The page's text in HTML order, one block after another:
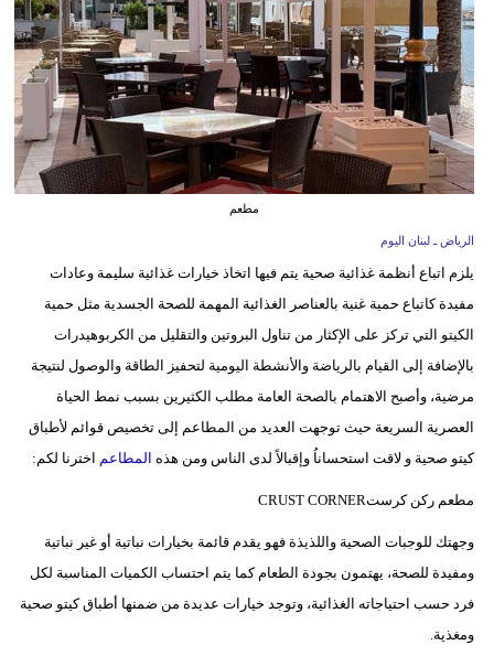
وسفر
ديكور
أخبار
إعلام
أزياء
إسلامية
وتكنولوجيا
بيئة
فيديو
مطعم
الرياض ـ لبنان اليوم
يلزم اتباع أنظمة غذائية صحية يتم فيها اتخاذ خيارات غذائية سليمة وعادات
مفيدة كاتباع حمية غنية بالعناصر الغذائية المهمة للصحة الجسدية مثل حمية
الكيتو التي تركز على الإكثار من تناول البروتين والتقليل من الكربوهيدرات
بالإضافة إلى القيام بالرياضة والأنشطة اليومية لتحفيز الطاقة والوصول لنتيجة
مرضية، وأصبح الاهتمام بالصحة العامة مطلب الكثيرين بسبب نمط الحياة
العصرية السريعة حيث توجهت العديد من المطاعم إلى تخصيص قوائم لأطباق
كيتو صحية و لاقت استحساناُ وإقبالاً لدى الناس ومن هذه المطاعم اخترنا لكم:
مطعم ركن كرستCRUST CORNER
وجهتك للوجبات الصحية واللذيذة فهو يقدم قائمة بخيارات نباتية أو غير نباتية
ومفيدة للصحة، يهتمون بجودة الطعام كما يتم احتساب الكميات المناسبة لكل
فرد حسب احتياجاته الغذائية، وتوجد خيارات عديدة من ضمنها أطباق كيتو صحية
ومغذية.